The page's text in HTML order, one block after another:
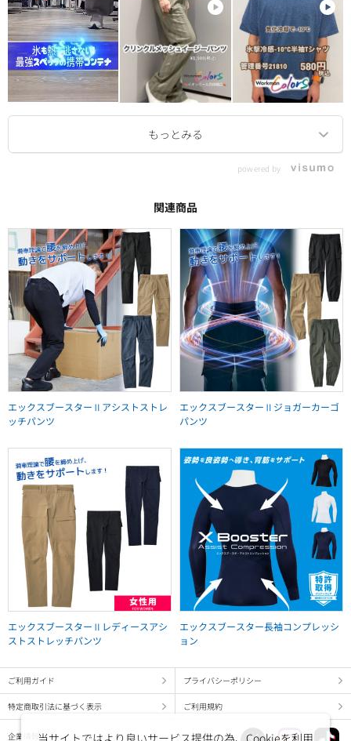
powered by
関連商品
エックスブースターⅡアシストストレ
ッチパンツ
エックスブースターⅡジョガーカーゴ
パンツ
エックスブースターⅡレディースアシ
ストストレッチパンツ
エックスブースター長袖コンプレッシ
ョン
ご利用ガイド プライバシーポリシー
特定商取引法に基づく表示 ご利用規約
企業情報 当サイトではより良いサービス提供の為、Cookieを利用